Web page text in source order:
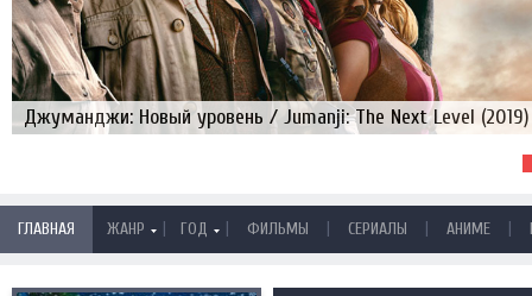
Джуманджи: Новый уровень / Jumanji: The Next Level (2019)
ГЛАВНАЯ ЖАНР | ГОД | ФИЛЬМЫ | СЕРИАЛЫ | АНИМЕ |